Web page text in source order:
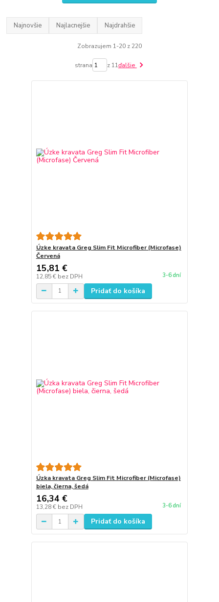
Najnovšie Najlacnejšie Najdrahšie
Zobrazujem 1-20 z 220
strana z 11ďalšie
Úzke kravata Greg Slim Fit Microfiber (Microfase)
Červená
15,81 €
12,85 € bez DPH 3-6 dní
Pridať do košíka
Úzka kravata Greg Slim Fit Microfiber (Microfase)
biela, čierna, šedá
16,34 €
13,28 € bez DPH 3-6 dní
Pridať do košíka